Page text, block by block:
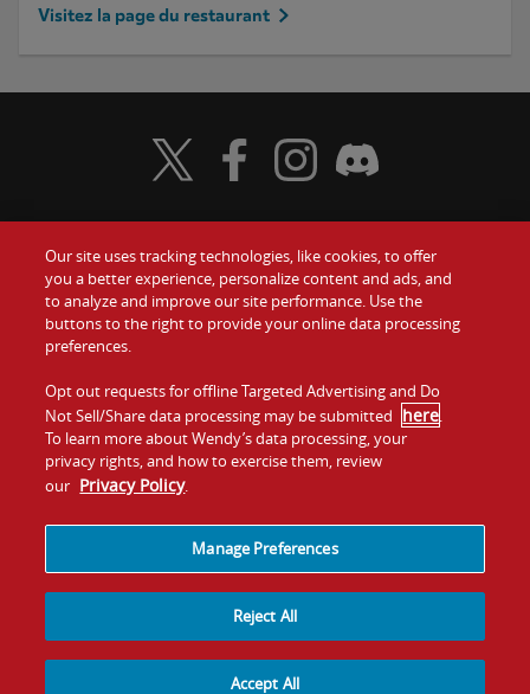
Visitez la page du restaurant
Food
Values
Company
Jobs
Communiquez avec nous
Franchise
Visit Wendy's Twitter
Visit Wendy's Facebook
Visit Wendy's Instagram
Visit Wendy's Discord
Our site uses tracking technologies, like cookies, to offer
you a better experience, personalize content and ads, and
to analyze and improve our site performance. Use the
buttons to the right to provide your online data processing
preferences.
Opt out requests for offline Targeted Advertising and Do
Not Sell/Share data processing may be submitted here.
To learn more about Wendy’s data processing, your
privacy rights, and how to exercise them, review
our Privacy Policy.
Manage Preferences
Reject All
Accept All